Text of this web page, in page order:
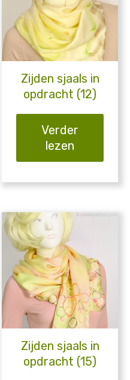
Zijden sjaals in
opdracht (12)
Verder
lezen
Zijden sjaals in
opdracht (15)